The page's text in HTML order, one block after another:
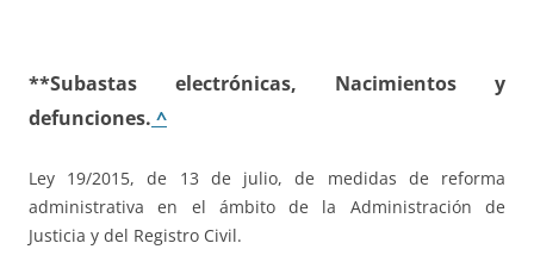
**Subastas electrónicas, Nacimientos y
defunciones. ^
Ley 19/2015, de 13 de julio, de medidas de reforma
administrativa en el ámbito de la Administración de
Justicia y del Registro Civil.